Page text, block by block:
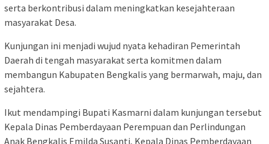
serta berkontribusi dalam meningkatkan kesejahteraan
masyarakat Desa.
Kunjungan ini menjadi wujud nyata kehadiran Pemerintah
Daerah di tengah masyarakat serta komitmen dalam
membangun Kabupaten Bengkalis yang bermarwah, maju, dan
sejahtera.
Ikut mendampingi Bupati Kasmarni dalam kunjungan tersebut
Kepala Dinas Pemberdayaan Perempuan dan Perlindungan
Anak Bengkalis Emilda Susanti, Kepala Dinas Pemberdayaan